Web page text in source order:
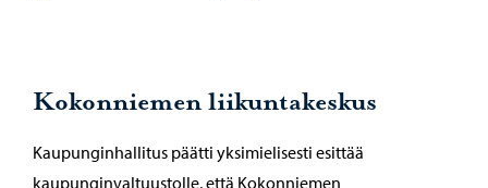
Kokonniemen liikuntakeskus
Kaupunginhallitus päätti yksimielisesti esittää
kaupunginvaltuustolle, että Kokonniemen